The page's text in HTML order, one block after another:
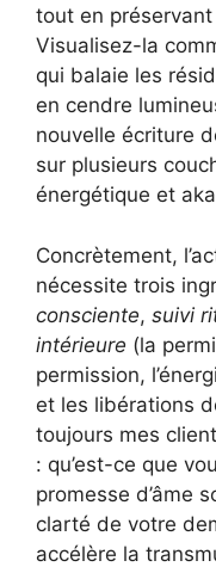
tout en
Visualisez-la
qui balaie les
en cendre
nouvelle écriture
sur plusieurs
énergétique et
Concrètement,
nécessite trois
consciente, suivi
intérieure (la
permission,
et les libérations
toujours mes
: qu’est-ce que
promesse d’âme
clarté de votre
accélère la